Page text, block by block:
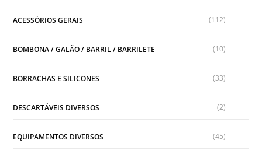
ACESSÓRIOS GERAIS (112)
BOMBONA / GALÃO / BARRIL / BARRILETE (10)
BORRACHAS E SILICONES (33)
DESCARTÁVEIS DIVERSOS (2)
EQUIPAMENTOS DIVERSOS (45)